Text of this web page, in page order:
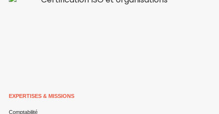
EXPERTISES & MISSIONS
Comptabilité